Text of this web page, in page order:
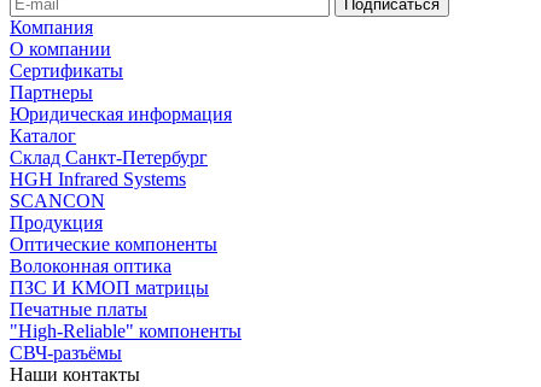
Компания
О компании
Сертификаты
Партнеры
Юридическая информация
Каталог
Cклад Санкт-Петербург
HGH Infrared Systems
SCANCON
Продукция
Оптические компоненты
Волоконная оптика
ПЗС И КМОП матрицы
Печатные платы
"High-Reliable" компоненты
СВЧ-разъёмы
Наши контакты